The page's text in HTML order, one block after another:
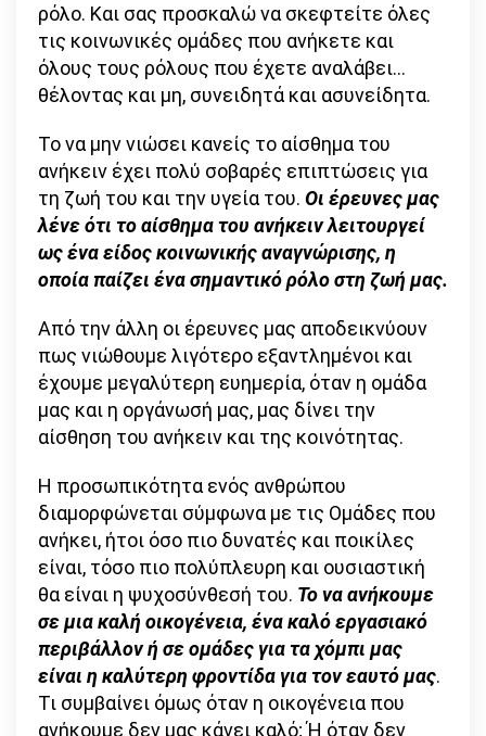
ρόλο. Και σας προσκαλώ να σκεφτείτε όλες
τις κοινωνικές ομάδες που ανήκετε και
όλους τους ρόλους που έχετε αναλάβει…
θέλοντας και μη, συνειδητά και ασυνείδητα.
Το να μην νιώσει κανείς το αίσθημα του
ανήκειν έχει πολύ σοβαρές επιπτώσεις για
τη ζωή του και την υγεία του. Οι έρευνες μας
λένε ότι το αίσθημα του ανήκειν λειτουργεί
ως ένα είδος κοινωνικής αναγνώρισης, η
οποία παίζει ένα σημαντικό ρόλο στη ζωή μας.
Από την άλλη οι έρευνες μας αποδεικνύουν
πως νιώθουμε λιγότερο εξαντλημένοι και
έχουμε μεγαλύτερη ευημερία, όταν η ομάδα
μας και η οργάνωσή μας, μας δίνει την
αίσθηση του ανήκειν και της κοινότητας.
Η προσωπικότητα ενός ανθρώπου
διαμορφώνεται σύμφωνα με τις Ομάδες που
ανήκει, ήτοι όσο πιο δυνατές και ποικίλες
είναι, τόσο πιο πολύπλευρη και ουσιαστική
θα είναι η ψυχοσύνθεσή του. Το να ανήκουμε
σε μια καλή οικογένεια, ένα καλό εργασιακό
περιβάλλον ή σε ομάδες για τα χόμπι μας
είναι η καλύτερη φροντίδα για τον εαυτό μας.
Τι συμβαίνει όμως όταν η οικογένεια που
ανήκουμε δεν μας κάνει καλό; Ή όταν δεν